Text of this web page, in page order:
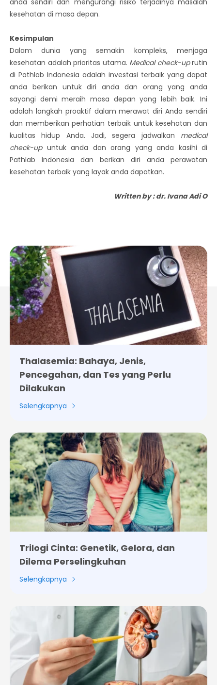
kesehatan di masa depan.
Kesimpulan
Dalam dunia yang semakin kompleks, menjaga
kesehatan adalah prioritas utama. Medical check-uprutin
di Pathlab Indonesia adalah investasi terbaik yang dapat
anda berikan untuk diri anda dan orang yang anda
sayangi demi meraih masa depan yang lebih baik. Ini
adalah langkah proaktif dalam merawat diri Anda sendiri
dan memberikan perhatian terbaik untuk kesehatan dan
kualitas hidup Anda. Jadi, segera jadwalkan medical
check-upuntuk anda dan orang yang anda kasihi di
Pathlab Indonesia dan berikan diri anda perawatan
kesehatan terbaik yang layak anda dapatkan.
Written by : dr. Ivana Adi O
Thalasemia: Bahaya, Jenis,
Pencegahan, dan Tes yang Perlu
Dilakukan
Selengkapnya
Trilogi Cinta: Genetik, Gelora, dan
Dilema Perselingkuhan
Selengkapnya